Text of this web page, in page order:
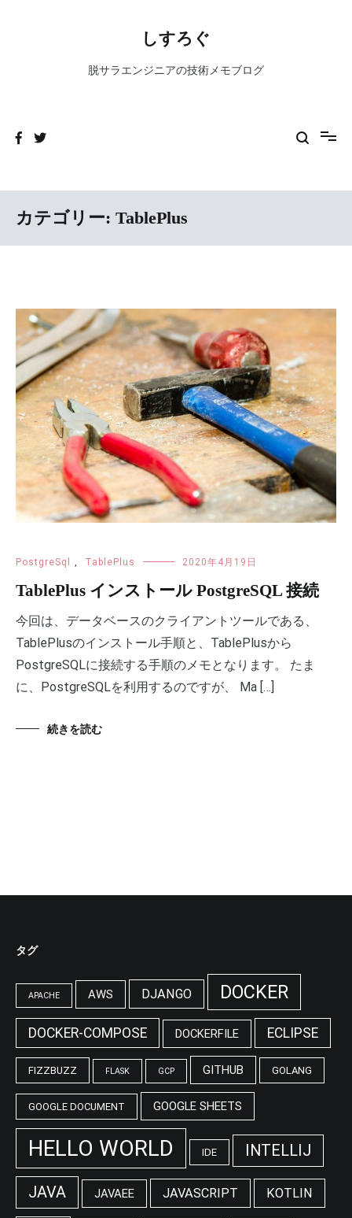
しすろぐ
脱サラエンジニアの技術メモブログ
カテゴリー: TablePlus
PostgreSql , TablePlus 2020年4月19日
TablePlus インストール PostgreSQL 接続
今回は、データベースのクライアントツールである、
TablePlusのインストール手順と、TablePlusから
PostgreSQLに接続する手順のメモとなります。 たま
に、PostgreSQLを利用するのですが、 Ma […]
続きを読む
タグ
APACHE AWS DJANGO DOCKER
DOCKER-COMPOSE DOCKERFILE ECLIPSE
FIZZBUZZ FLASK GCP GITHUB GOLANG
GOOGLE DOCUMENT GOOGLE SHEETS
HELLO WORLD IDE INTELLIJ
JAVA JAVAEE JAVASCRIPT KOTLIN